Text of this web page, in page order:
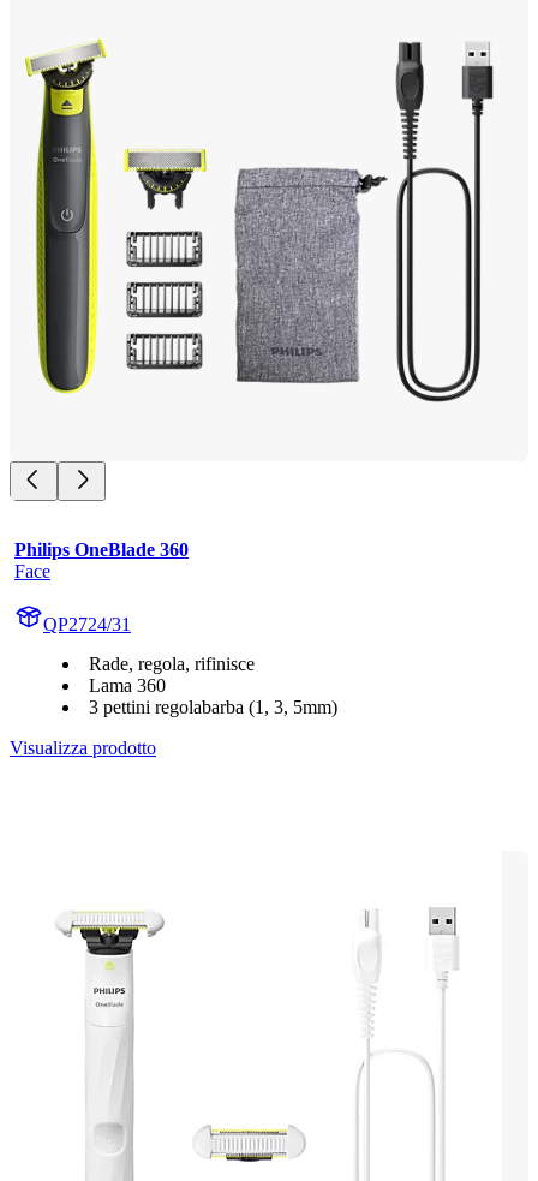
Philips OneBlade 360
Face
QP2724/31
Rade, regola, rifinisce
Lama 360
3 pettini regolabarba (1, 3, 5mm)
Visualizza prodotto